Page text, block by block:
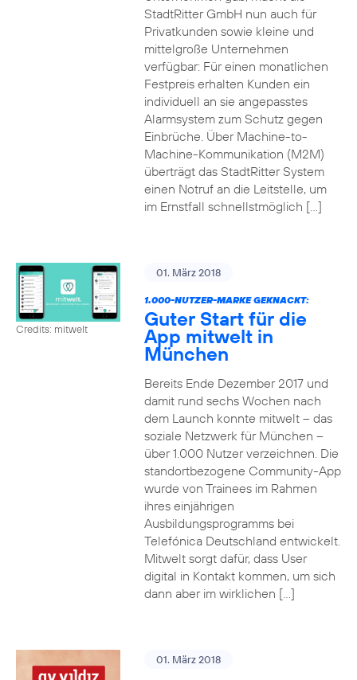
StadtRitter GmbH nun auch für
Privatkunden sowie kleine und
mittelgroße Unternehmen
verfügbar: Für einen monatlichen
Festpreis erhalten Kunden ein
individuell an sie angepasstes
Alarmsystem zum Schutz gegen
Einbrüche. Über Machine-to-
Machine-Kommunikation (M2M)
überträgt das StadtRitter System
einen Notruf an die Leitstelle, um
im Ernstfall schnellstmöglich […]
Credits: mitwelt
01. März 2018
1.000-NUTZER-MARKE GEKNACKT:
Guter Start für die
App mitwelt in
München
Bereits Ende Dezember 2017 und
damit rund sechs Wochen nach
dem Launch konnte mitwelt – das
soziale Netzwerk für München –
über 1.000 Nutzer verzeichnen. Die
standortbezogene Community-App
wurde von Trainees im Rahmen
ihres einjährigen
Ausbildungsprogramms bei
Telefónica Deutschland entwickelt.
Mitwelt sorgt dafür, dass User
digital in Kontakt kommen, um sich
dann aber im wirklichen […]
01. März 2018